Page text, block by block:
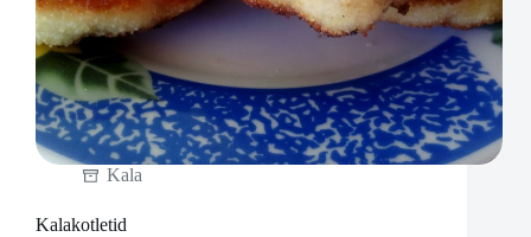
Kala
Kalakotletid